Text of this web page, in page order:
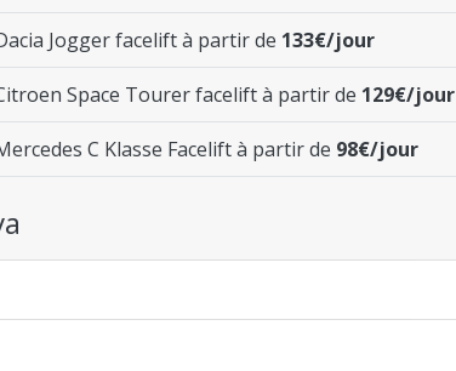
Jogger facelift à partir de 133€/jour
Space Tourer facelift à partir de 129€/jour
C Klasse Facelift à partir de 98€/jour